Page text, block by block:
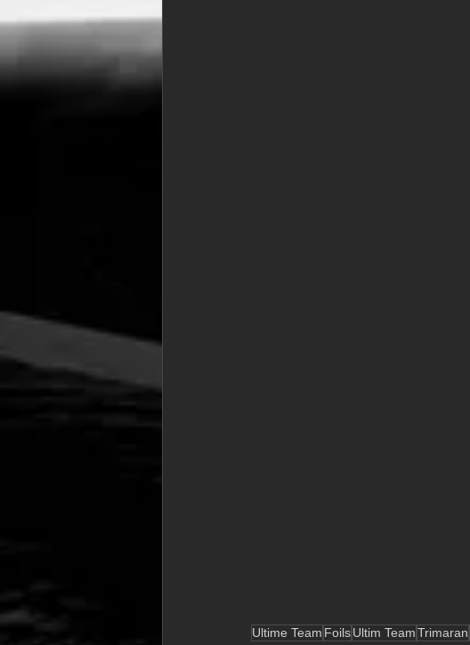
Ultime Team FoilsUltim TeamTrimaran